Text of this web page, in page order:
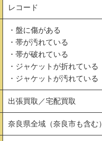
レコード
・盤に傷がある
・帯が汚れている
・帯が破れている
・ジャケットが折れている
・ジャケットが汚れている
出張買取／宅配買取
奈良県全域（奈良市も含む）